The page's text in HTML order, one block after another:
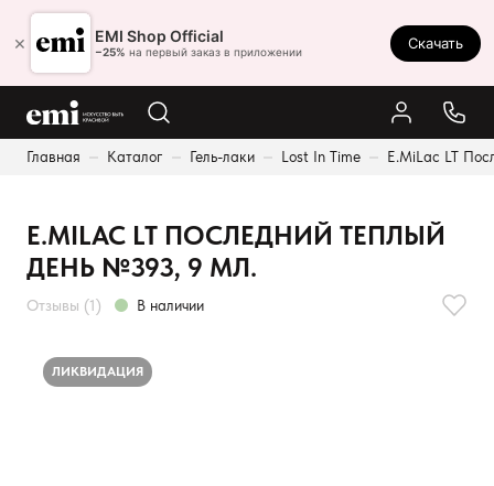
× EMI Shop Official
−25% на первый заказ в приложении
Скачать
Главная Каталог Гель-лаки Lost In Time E.MiLac LT
Ростов-на-Дону
8 (800) 550-86-95
Каталог
Оплата и доставка
О нас
E.MILAC LT ПОСЛЕДНИЙ ТЕПЛЫЙ
ДЕНЬ №393, 9 МЛ.
Отзывы (1) В наличии
ЛИКВИДАЦИЯ